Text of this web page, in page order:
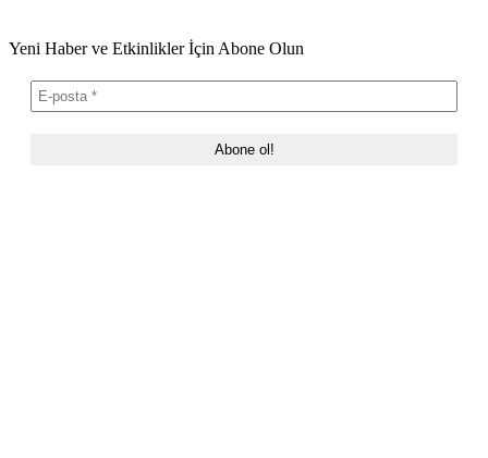
Yeni Haber ve Etkinlikler İçin Abone Olun